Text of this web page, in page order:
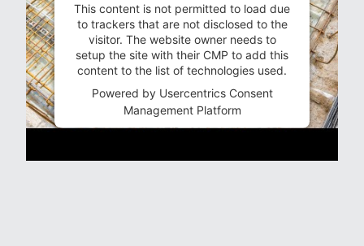
This content is not permitted to load due
to trackers that are not disclosed to the
visitor. The website owner needs to
setup the site with their CMP to add this
content to the list of technologies used.
Powered by Usercentrics Consent
Management Platform